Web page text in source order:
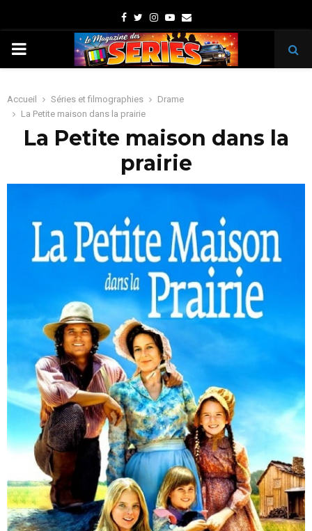
Facebook
TwitterInstagram
Youtube
Email
PRIMARY
Accueil Séries et filmographies
Drame
La Petite maison dans la prairie
La Petite maison dans la
prairie